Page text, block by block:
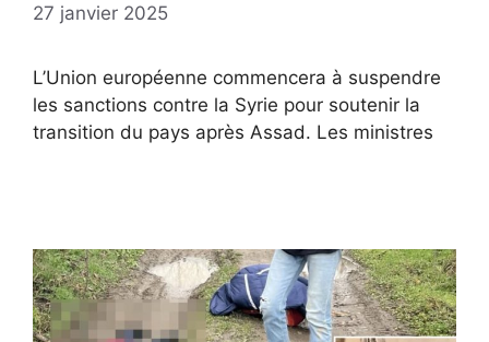
27 janvier 2025
L’Union européenne commencera à suspendre
les sanctions contre la Syrie pour soutenir la
transition du pays après Assad. Les ministres